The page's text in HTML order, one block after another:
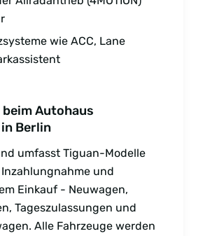
wie ACC, Lane
beim Autohaus
in Berlin
umfasst Tiguan-Modelle
und
Einkauf - Neuwagen,
Tageszulassungen und
Alle Fahrzeuge werden